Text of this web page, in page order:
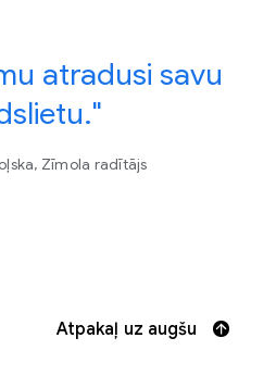
atradusi savu
Zīmola radītājs
Atpakaļ uz augšu